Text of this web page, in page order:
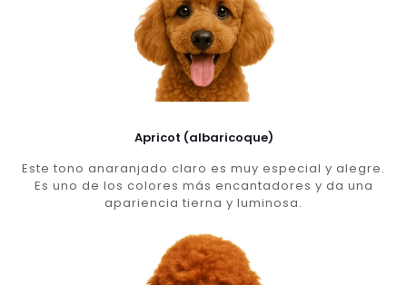
Apricot (albaricoque)
Este tono anaranjado claro es muy especial y alegre.
Es uno de los colores más encantadores y da una
apariencia tierna y luminosa.